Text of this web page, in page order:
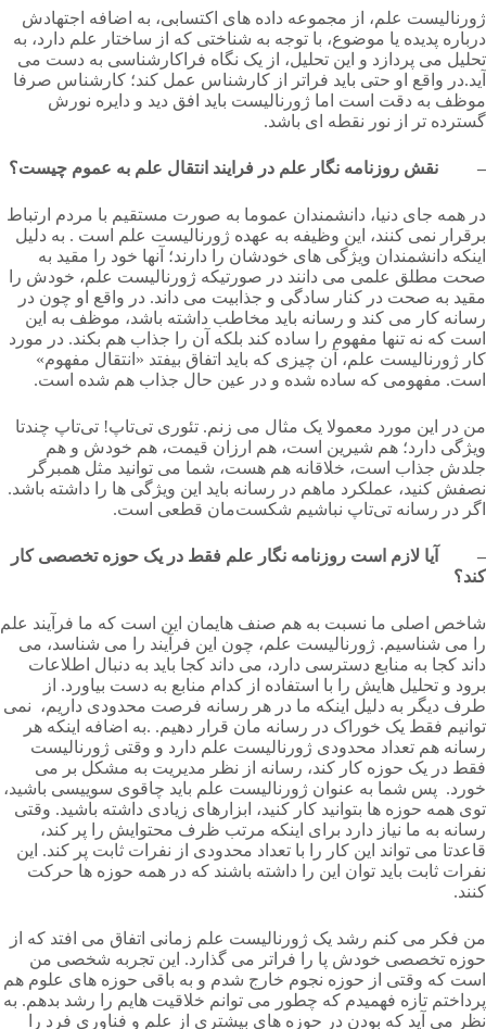
ژورنالیست علم، از مجموعه داده های اکتسابی، به اضافه اجتهادش
درباره پدیده یا موضوع، با توجه به شناختی که از ساختار علم دارد، به
تحلیل می پردازد و این تحلیل، از یک نگاه فراکارشناسی به دست می
آید.در واقع او حتی باید فراتر از کارشناس عمل کند؛ کارشناس صرفا
موظف به دقت است اما ژورنالیست باید افق دید و دایره نورش
گسترده تر از نور نقطه ای باشد.
– نقش روزنامه ­نگار علم در فرایند انتقال علم به عموم چیست؟
در همه جای دنیا، دانشمندان عموما به صورت مستقیم با مردم ارتباط
برقرار نمی کنند، این وظیفه به عهده ژورنالیست علم است . به دلیل
اینکه دانشمندان ویژگی های خودشان را دارند؛ آنها خود را مقید به
صحت مطلق علمی می دانند در صورتیکه ژورنالیست علم، خودش را
مقید به صحت در کنار سادگی و جذابیت می داند. در واقع او چون در
رسانه کار می کند و رسانه باید مخاطب داشته باشد، موظف به این
است که نه تنها مفهوم را ساده کند بلکه آن را جذاب هم بکند. در مورد
کار ژورنالیست علم، آن چیزی که باید اتفاق بیفتد «انتقال مفهوم»
است. مفهومی که ساده شده و در عین حال جذاب هم شده است.
من در این مورد معمولا یک مثال می زنم. تئوری تی‌تاپ! تی‌تاپ چندتا
ویژگی دارد؛ هم شیرین است، هم ارزان قیمت، هم خودش و هم
جلدش جذاب است، خلاقانه هم هست، شما می توانید مثل همبرگر
نصفش کنید، عملکرد ماهم در رسانه باید این ویژگی ها را داشته باشد.
اگر در رسانه تی‌تاپ نباشیم شکست‌مان قطعی است.
– آیا لازم است روزنامه نگار علم فقط در یک حوزه تخصصی کار
کند؟
شاخص اصلی ما نسبت به هم صنف هایمان این است که ما فرآیند علم
را می شناسیم. ژورنالیست علم، چون این فرآیند را می شناسد، می
داند کجا به منابع دسترسی دارد، می داند کجا باید به دنبال اطلاعات
برود و تحلیل هایش را با استفاده از کدام منابع به دست بیاورد. از
طرف دیگر به دلیل اینکه ما در هر رسانه فرصت محدودی داریم، نمی
توانیم فقط یک خوراک در رسانه مان قرار دهیم. .به اضافه اینکه هر
رسانه هم تعداد محدودی ژورنالیست علم دارد و وقتی ژورنالیست
فقط در یک حوزه کار کند، رسانه از نظر مدیریت به مشکل بر می
خورد. پس شما به عنوان ژورنالیست علم باید چاقوی سوییسی باشید،
توی همه حوزه ها بتوانید کار کنید، ابزارهای زیادی داشته باشید. وقتی
رسانه به ما نیاز دارد برای اینکه مرتب ظرف محتوایش را پر کند،
قاعدتا می تواند این کار را با تعداد محدودی از نفرات ثابت پر کند. این
نفرات ثابت باید توان این را داشته باشند که در همه حوزه ها حرکت
کنند.
من فکر می کنم رشد یک ژورنالیست علم زمانی اتفاق می افتد که از
حوزه تخصصی خودش پا را فراتر می گذارد. این تجربه شخصی من
است که وقتی از حوزه نجوم خارج شدم و به باقی حوزه های علوم هم
پرداختم تازه فهمیدم که چطور می توانم خلاقیت هایم را رشد بدهم. به
نظر می آید که بودن در حوزه های بیشتری از علم و فناوری فرد را